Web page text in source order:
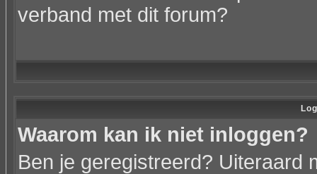
verband met dit forum?
Waarom kan ik niet inloggen?
Ben je geregistreerd? Uiteraard